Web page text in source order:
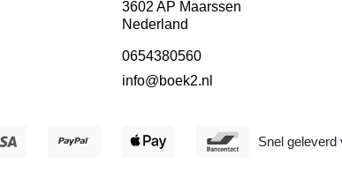
3602 AP Maarssen
Nederland
0654380560
info@boek2.nl
Snel geleverd